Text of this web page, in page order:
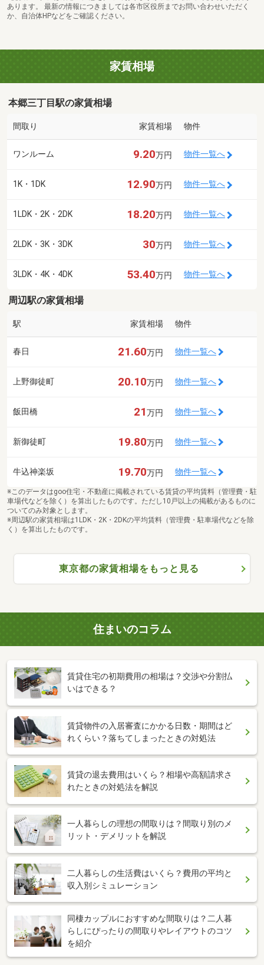
あります。 最新の情報につきましては各市区役所までお問い合わせいただく
か、自治体HPなどをご確認ください。
家賃相場
本郷三丁目駅の家賃相場
間取り 家賃相場 物件
ワンルーム 9.20万円 物件一覧へ
1K・1DK 12.90万円 物件一覧へ
1LDK・2K・2DK 18.20万円 物件一覧へ
2LDK・3K・3DK 30万円 物件一覧へ
3LDK・4K・4DK 53.40万円 物件一覧へ
周辺駅の家賃相場
駅 家賃相場 物件
春日 21.60万円 物件一覧へ
上野御徒町 20.10万円 物件一覧へ
飯田橋 21万円 物件一覧へ
新御徒町 19.80万円 物件一覧へ
牛込神楽坂 19.70万円 物件一覧へ
※このデータはgoo住宅・不動産に掲載されている賃貸の平均賃料（管理費・駐
車場代などを除く）を算出したものです。ただし10戸以上の掲載があるものに
ついてのみ対象とします。
※周辺駅の家賃相場は1LDK・2K・2DKの平均賃料（管理費・駐車場代などを除
く）を算出したものです。
東京都の家賃相場をもっと見る
住まいのコラム
賃貸住宅の初期費用の相場は？交渉や分割払
いはできる？
賃貸物件の入居審査にかかる日数・期間はど
れくらい？落ちてしまったときの対処法
賃貸の退去費用はいくら？相場や高額請求さ
れたときの対処法を解説
一人暮らしの理想の間取りは？間取り別のメ
リット・デメリットを解説
二人暮らしの生活費はいくら？費用の平均と
収入別シミュレーション
同棲カップルにおすすめな間取りは？二人暮
らしにぴったりの間取りやレイアウトのコツ
を紹介